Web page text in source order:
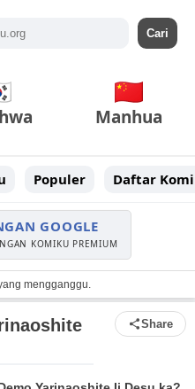
Manhua
Populer Daftar
GOOGLE
KOMIKU PREMIUM
mengganggu.
Share